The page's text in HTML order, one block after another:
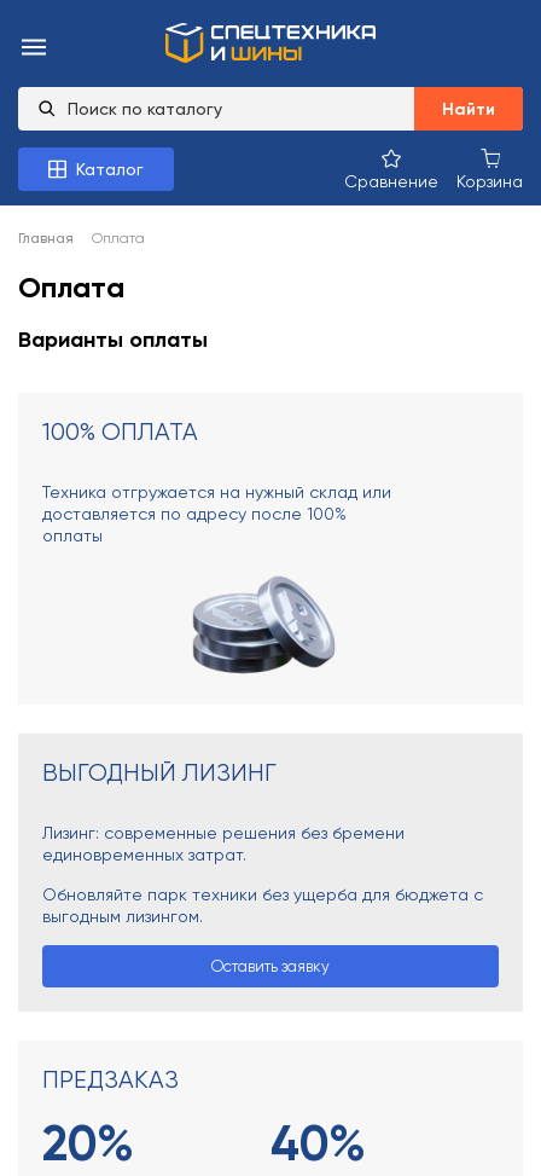
Найти
Каталог
Сравнение Корзина
Главная Оплата
Оплата
Варианты оплаты
100% ОПЛАТА
Техника отгружается на нужный склад или
доставляется по адресу после 100%
оплаты
ВЫГОДНЫЙ ЛИЗИНГ
Лизинг: современные решения без бремени
единовременных затрат.
Обновляйте парк техники без ущерба для бюджета с
выгодным лизингом.
Оставить заявку
ПРЕДЗАКАЗ
20% 40%